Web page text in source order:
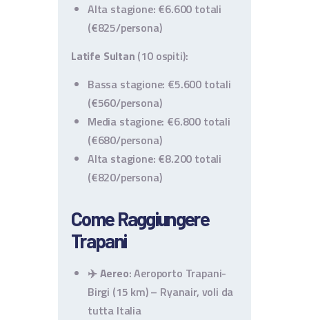
Alta stagione: €6.600 totali
(€825/persona)
Latife Sultan (10 ospiti):
Bassa stagione: €5.600 totali
(€560/persona)
Media stagione: €6.800 totali
(€680/persona)
Alta stagione: €8.200 totali
(€820/persona)
Come Raggiungere
Trapani
✈️Aereo: Aeroporto Trapani-
Birgi (15 km) – Ryanair, voli da
tutta Italia